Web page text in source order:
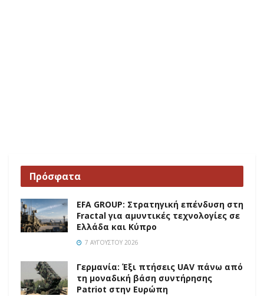
Πρόσφατα
EFA GROUP: Στρατηγική επένδυση στη
Fractal για αμυντικές τεχνολογίες σε
Ελλάδα και Κύπρο
7 ΑΥΓΟΎΣΤΟΥ 2026
Γερμανία: Έξι πτήσεις UAV πάνω από
τη μοναδική βάση συντήρησης
Patriot στην Ευρώπη